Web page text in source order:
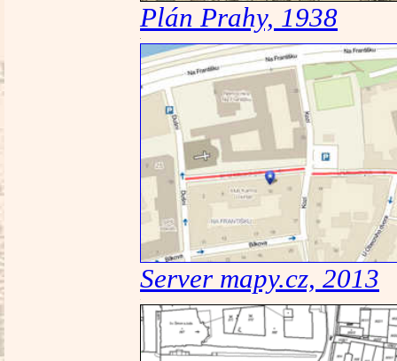
Plán Prahy, 1938
Server mapy.cz, 2013